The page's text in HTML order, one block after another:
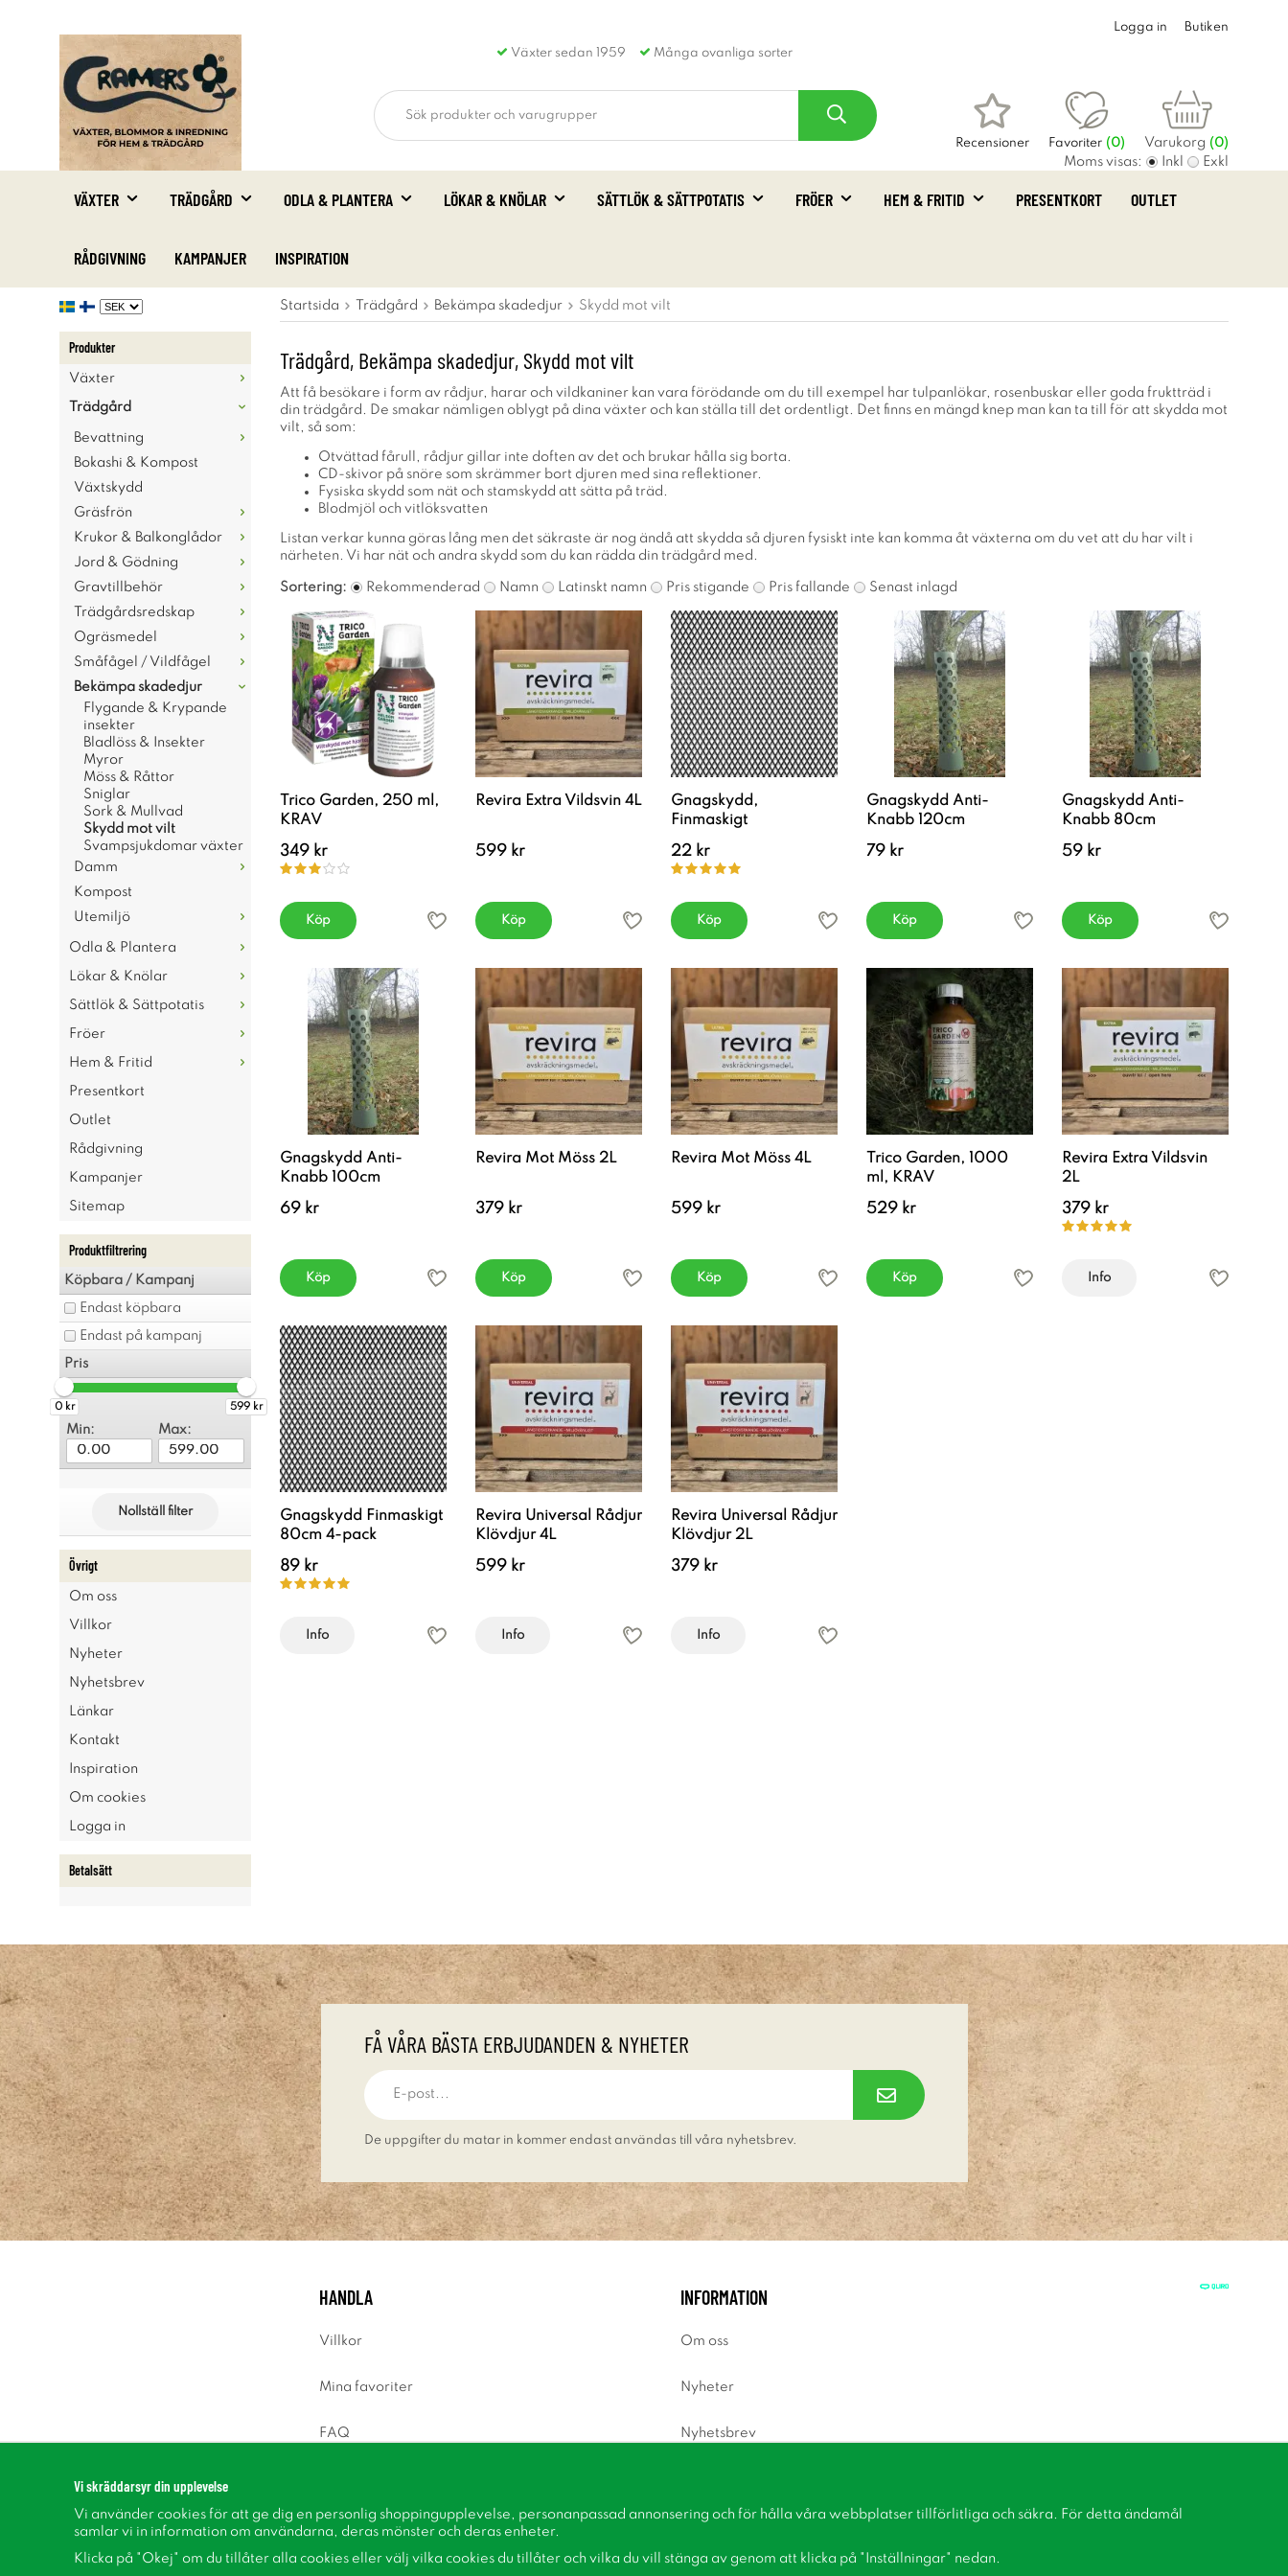
Växter sedan 1959 Många ovanliga sorter
Logga in Butiken
Recensioner Favoriter (0) Varukorg (0)
Moms visas: Inkl Exkl
VÄXTER TRÄDGÅRD ODLA & PLANTERA LÖKAR & KNÖLAR SÄTTLÖK & SÄTTPOTATIS FRÖER HEM & FRITID PRESENTKORT OUTLET
RÅDGIVNING KAMPANJER INSPIRATION
Produkter
Växter
Trädgård
Bevattning
Bokashi & Kompost
Växtskydd
Gräsfrön
Krukor & Balkonglådor
Jord & Gödning
Gravtillbehör
Trädgårdsredskap
Ogräsmedel
Småfågel / Vildfågel
Bekämpa skadedjur
Flygande & Krypande
insekter
Bladlöss & Insekter
Myror
Möss & Råttor
Sniglar
Sork & Mullvad
Skydd mot vilt
Svampsjukdomar växter
Damm
Kompost
Utemiljö
Odla & Plantera
Lökar & Knölar
Sättlök & Sättpotatis
Fröer
Hem & Fritid
Presentkort
Outlet
Rådgivning
Kampanjer
Sitemap
Produktfiltrering
Köpbara / Kampanj
Endast köpbara
Endast på kampanj
Pris
0 kr 599 kr
Min: Max:
Nollställ filter
Övrigt
Om oss
Villkor
Nyheter
Nyhetsbrev
Länkar
Kontakt
Inspiration
Om cookies
Logga in
Betalsätt
Startsida Trädgård Bekämpa skadedjur Skydd mot vilt
Trädgård, Bekämpa skadedjur, Skydd mot vilt
Att få besökare i form av rådjur, harar och vildkaniner kan vara förödande om du till exempel har tulpanlökar, rosenbuskar eller goda fruktträd i
din trädgård. De smakar nämligen oblygt på dina växter och kan ställa till det ordentligt. Det finns en mängd knep man kan ta till för att skydda mot
vilt, så som:
Otvättad fårull, rådjur gillar inte doften av det och brukar hålla sig borta.
CD-skivor på snöre som skrämmer bort djuren med sina reflektioner.
Fysiska skydd som nät och stamskydd att sätta på träd.
Blodmjöl och vitlöksvatten
Listan verkar kunna göras lång men det säkraste är nog ändå att skydda så djuren fysiskt inte kan komma åt växterna om du vet att du har vilt i
närheten. Vi har nät och andra skydd som du kan rädda din trädgård med.
Sortering: Rekommenderad Namn Latinskt namn Pris stigande Pris fallande Senast inlagd
Trico Garden, 250 ml,
KRAV
349 kr
Köp
Revira Extra Vildsvin 4L
599 kr
Köp
Gnagskydd,
Finmaskigt
22 kr
Köp
Gnagskydd Anti-
Knabb 120cm
79 kr
Köp
Gnagskydd Anti-
Knabb 80cm
59 kr
Köp
Gnagskydd Anti-
Knabb 100cm
69 kr
Köp
Revira Mot Möss 2L
379 kr
Köp
Revira Mot Möss 4L
599 kr
Köp
Trico Garden, 1000
ml, KRAV
529 kr
Köp
Revira Extra Vildsvin
2L
379 kr
Info
Gnagskydd Finmaskigt
80cm 4-pack
89 kr
Info
Revira Universal Rådjur
Klövdjur 4L
599 kr
Info
Revira Universal Rådjur
Klövdjur 2L
379 kr
Info
FÅ VÅRA BÄSTA ERBJUDANDEN & NYHETER
De uppgifter du matar in kommer endast användas till våra nyhetsbrev.
HANDLA
Villkor
Mina favoriter
FAQ
INFORMATION
Om oss
Nyheter
Nyhetsbrev
Inspiration
Vi skräddarsyr din upplevelse
Vi använder cookies för att ge dig en personlig shoppingupplevelse, personanpassad annonsering och för hålla våra webbplatser tillförlitliga och säkra. För detta ändamål
samlar vi in information om användarna, deras mönster och deras enheter.
Klicka på "Okej" om du tillåter alla cookies eller välj vilka cookies du tillåter och vilka du vill stänga av genom att klicka på "Inställningar" nedan.